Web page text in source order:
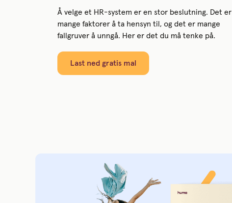
Å velge et HR-system er en stor beslutning. Det er
mange faktorer å ta hensyn til, og det er mange
fallgruver å unngå. Her er det du må tenke på.
Last ned gratis mal